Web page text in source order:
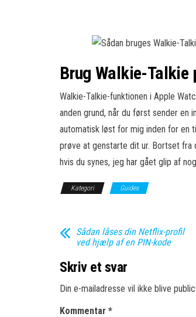
Brug Walkie-Talkie
Walkie-Talkie-funktionen i Apple
anden grund, når du først sender en
automatisk løst for mig inden for en
prøve at genstarte dit ur. Bortset
hvis du synes, jeg har gået glip af
Kategori Guides
Sådan låses din Netflix-profil
ved hjælp af en PIN-kode
Skriv et svar
Din e-mailadresse vil ikke blive
Kommentar *